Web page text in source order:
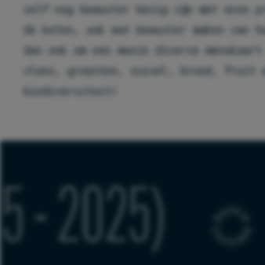
zelf nog bewuster bezig zijn met onze
de keten, ook wat bewuster maken van
dan ook om een mooie diverse
vlees, groenten, zuivel, brood, fruit
biodiversiteit!
BOER